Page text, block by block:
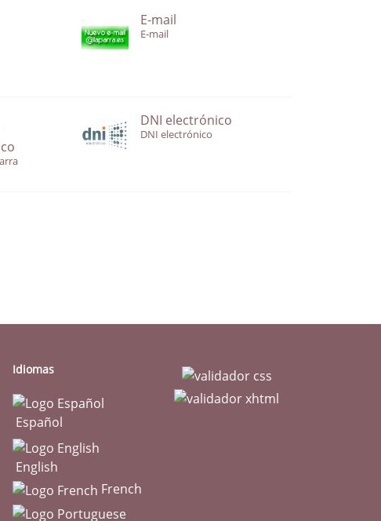
E-mail
E-mail
DNI electrónico
DNI electrónico
Idiomas
Español
English
French